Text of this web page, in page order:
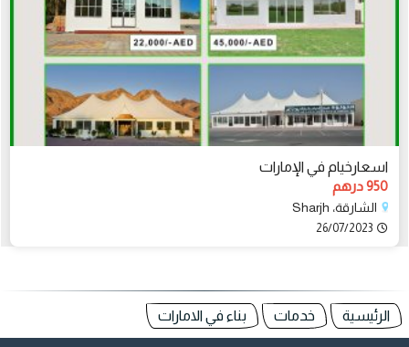
اسعارخيام في الإمارات
950 درهم
الشارقة، Sharjh
26/07/2023
الرئيسية خدمات بناء في الامارات